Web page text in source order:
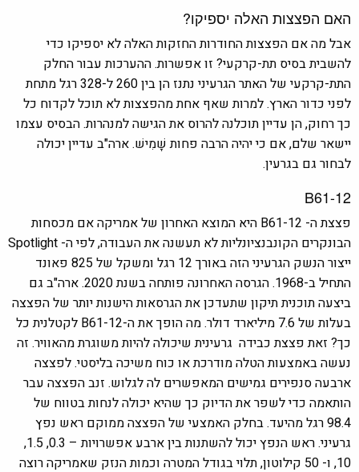
האם הפצצות האלה יספיקו?
אבל מה אם הפצצות החודרות החזקות האלה לא יספיקו כדי
להשבית בסיס תת-קרקעי? זו אפשרות. ההערכות עבור החלק
התת-קרקעי של האתר הגרעיני נתנז הן בין 260 ל-328 רגל מתחת
לפני כדור הארץ. למרות שאף אחת מהפצצות לא תוכל לקדוח כל
כך רחוק, הן עדיין תוכלנה להרוס את הגישה למנהרות. הבסיס עצמו
יישאר שלם, אם כי יהיה הרבה פחות שָׁמִישׁ. ארה"ב עדיין יכולה
לבחור גם בגרעין.
B61-12
פצצת ה- B61-12 היא המוצא האחרון של אמריקה אם מכסחות
הבונקרים הקונבנציונליות לא תעשנה את העבודה, לפי ה- Spotlight
ייצור הנשק הגרעיני הזה באורך 12 רגל ומשקל של 825 פאונד
התחיל ב-1968. הגרסה האחרונה פותחה בשנת 2020. ארה"ב גם
ביצעה תוכנית תיקון שתעדכן את הגרסאות הישנות יותר של הפצצה
בעלות של 7.6 מיליארד דולר. מה הופך את ה-B61-12 לקטלנית כל
כך? זאת פצצת כבידה גרעינית שיכולה להיות משוגרת מהאוויר. זה
נעשה באמצעות הטלה מודרכת או כוח משיכה בליסטי. לפצצה
ארבעה סנפירים גמישים המאפשרים לה לגלוש. זנב הפצצה עבר
הותאמה כדי לשפר את הדיוק כך שהיא יכולה לנחות בטווח של
98.4 רגל מהיעד. בחלק האמצעי של הפצצה ממוקם ראש נפץ
גרעיני. ראש הנפץ יכול להשתנות בין ארבע אפשרויות – 0.3, 1.5,
10, ו- 50 קילוטון, תלוי בגודל המטרה וכמות הנזק שאמריקה רוצה